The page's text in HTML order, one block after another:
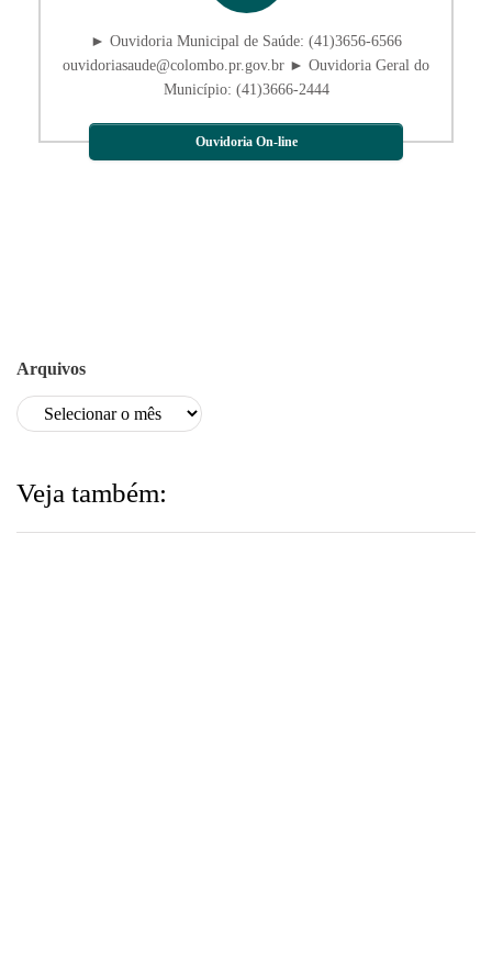
► Ouvidoria Municipal de Saúde: (41)3656-6566
ouvidoriasaude@colombo.pr.gov.br ► Ouvidoria Geral do
Município: (41)3666-2444
Ouvidoria On-line
Arquivos
Veja também: